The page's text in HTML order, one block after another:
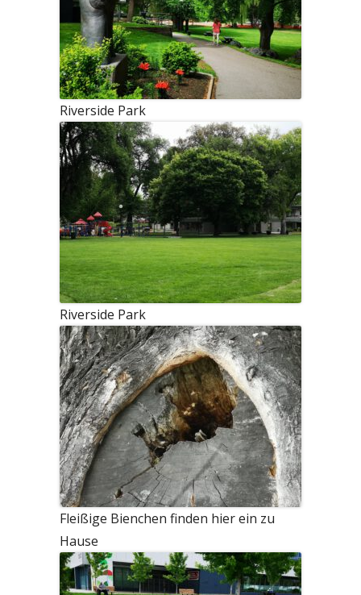
Riverside Park
Riverside Park
Fleißige Bienchen finden hier ein zu
Hause